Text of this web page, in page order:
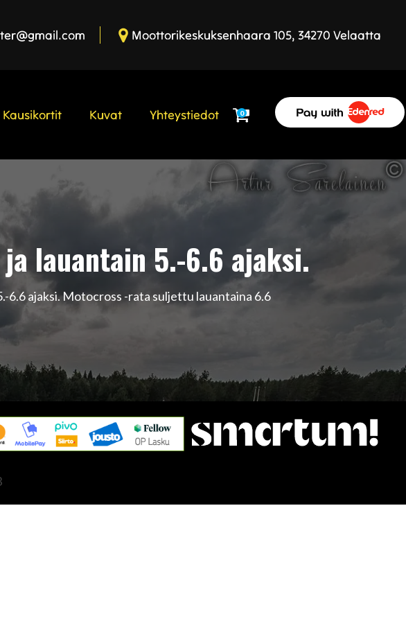
Moottorikeskuksenhaara 105, 34270 Velaatta
Kausikortit Kuvat Yhteystiedot 0
lauantain 5.-6.6 ajaksi.
6.6 ajaksi. Motocross -rata suljettu lauantaina 6.6